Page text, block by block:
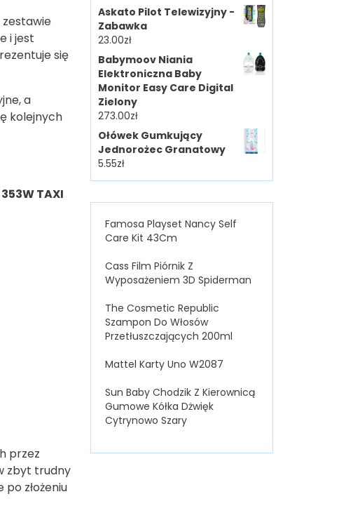
i jest
się
a
kolejnych
TAXI
przez
zbyt trudny
złożeniu
Askato Pilot Telewizyjny -
Zabawka
23.00zł
Babymoov Niania
Elektroniczna Baby
Monitor Easy Care Digital
Zielony
273.00zł
Ołówek Gumkujący
Jednorożec Granatowy
5.55zł
Famosa Playset Nancy Self
Care Kit 43Cm
Cass Film Piórnik Z
Wyposażeniem 3D Spiderman
The Cosmetic Republic
Szampon Do Włosów
Przetłuszczających 200ml
Mattel Karty Uno W2087
Sun Baby Chodzik Z Kierownicą
Gumowe Kółka Dżwięk
Cytrynowo Szary